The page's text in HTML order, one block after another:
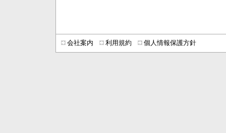
会社案内 利用規約 個人情報保護方針